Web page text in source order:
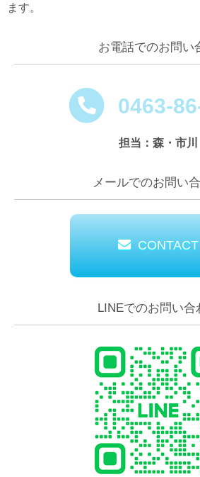
ます。
お電話でのお問い
0463-
担当：森・市川
メールでのお問い
CONTACT
LINEでのお問い合